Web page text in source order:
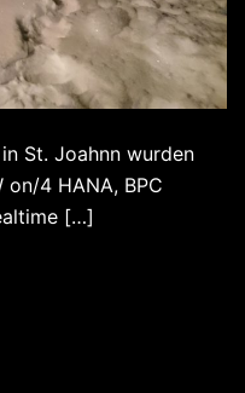
St. Joahnn wurden
on/4 HANA, BPC
[…]